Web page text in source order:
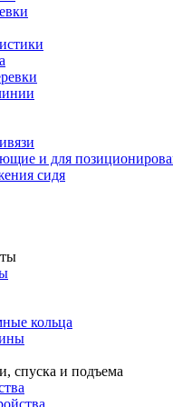
и для
сидя
кольца
спуска и подъема